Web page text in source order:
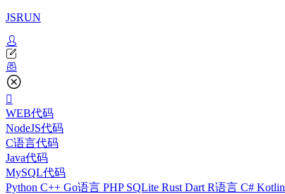
JSRUN
WEB代码
NodeJS代码
C语言代码
Java代码
MySQL代码
Python C++ Go语言 PHP SQLite Rust Dart R语言 C# Kotlin